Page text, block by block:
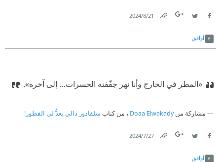
21‏/8‏/2024
أوافق
«المطر في الخارج ‫ وأنا نهر جفّفته الحسرات… إلى آخره».
مشاركة منDoaa Elwakady ، من كتاب سلفادور دالي يعدُّ لي الفطور!
27‏/7‏/2024
أوافق